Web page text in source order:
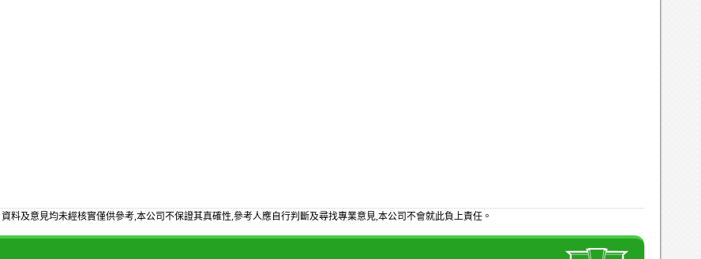
料及意見均未經核實僅供參考,本公司不保證其真確性,參考人應自行判斷及尋找專業意見,本公司不會就此負上責任。